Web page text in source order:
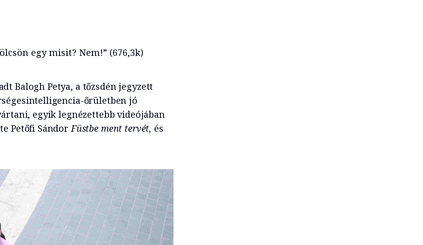
egy misit? Nem!” (676,3k)
Balogh Petya, a tőzsdén jegyzett
őrületben jó
egyik legnézettebb videójában
Petőfi Sándor Füstbe ment tervét, és